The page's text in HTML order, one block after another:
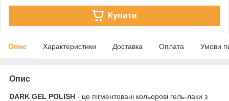
Купити
Опис Характеристики Доставка Оплата Умови
Опис
DARK GEL POLISH - це пігментовані кольорові гель-лаки з